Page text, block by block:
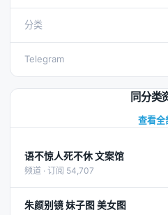
分类
Telegram
同分类
查看全
语不惊人死不休 文案馆
频道 · 订阅 54,707
朱颜别镜 妹子图 美女图